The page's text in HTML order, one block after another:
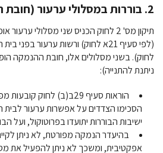
2. בוררות במסלולי ערעור (חובת הנמקה קוגנטית)
תיקון מס' 2 לחוק הכניס שני מסלולי
לחוק). בשני מסלולים אלו, חובת ההנמקה
ניתנת להתנייה):
הוראות סעיף 29ב(ב) לחוק
הסכימו הצדדים על אפשרות ערעור
ישיבות הבוררות יתועדו בפרוטוקול, ועל
בהיעדר הנמקה מפורטת, לא ניתן
אפקטיבית, ומשכך לא ניתן להפעיל את